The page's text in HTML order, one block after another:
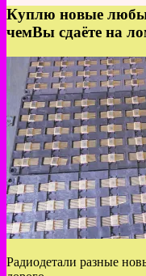
Куплю новые
чемВы сдаёте на
Радиодетали разные